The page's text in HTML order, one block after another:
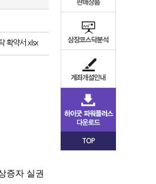
확약서.xlsx
증자 실권
TOP